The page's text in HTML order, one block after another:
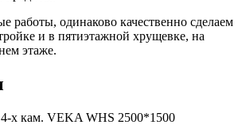
работы, одинаково качественно сделаем
и в пятиэтажной хрущевке, на
этаже.
х кам. VEKA WHS 2500*1500